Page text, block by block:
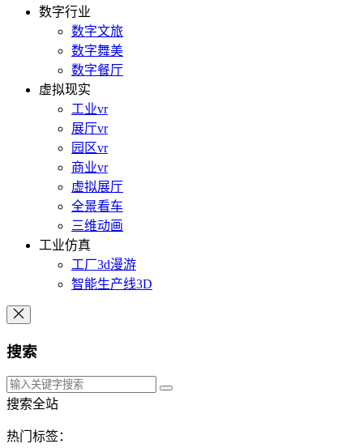
数字行业
数字文旅
数字舞美
数字餐厅
虚拟现实
工业vr
展厅vr
园区vr
商业vr
虚拟展厅
全景看车
三维动画
工业仿真
工厂3d漫游
智能生产线3D
搜索
搜索全站
热门标签：